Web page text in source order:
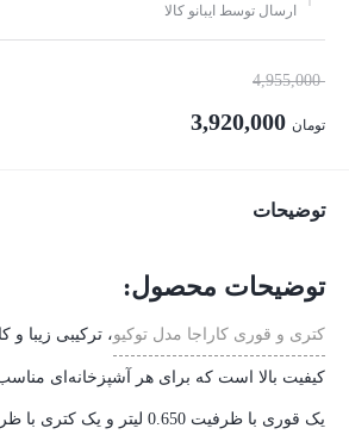
ارسال توسط ایبانو کالا
4,955,000
قیمت
اصلی:
تومان
تومان 3,920,000.
توضیحات
توضیحات محصول:
کتری و قوری کاراجا مدل توکیو، ترکیبی زیبا و
کیفیت بالا است که برای هر آشپزخانه‌ای